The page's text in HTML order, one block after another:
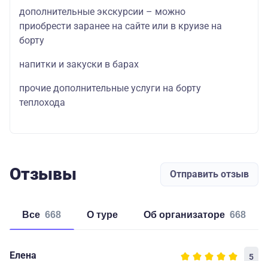
дополнительные экскурсии – можно
приобрести заранее на сайте или в круизе на
борту
напитки и закуски в барах
прочие дополнительные услуги на борту
теплохода
Отзывы Отправить отзыв
Все 668 о туре об организаторе 668
Елена 5